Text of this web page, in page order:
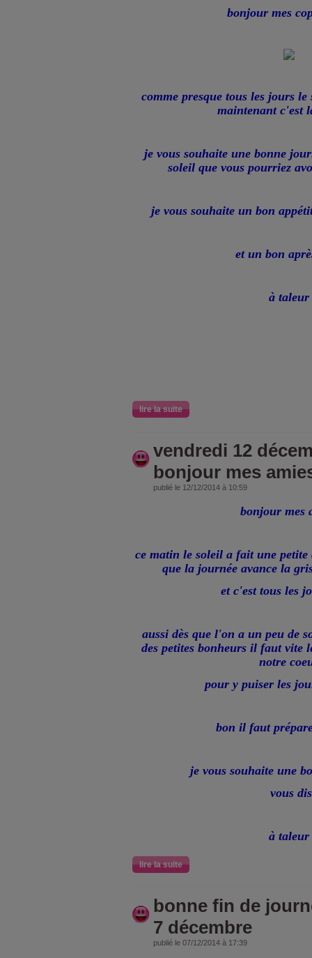
bonjour mes
comme presque tous les jours
maintenant c'est
je vous souhaite une bonne
soleil que vous pourriez
je vous souhaite un bon
et un bon
à taleur
lire la suite
vendredi 12
bonjour mes
publié le 12/12/2014 à 10:59
bonjour mes
ce matin le soleil a fait une
que la journée avance la
et c'est tous les
aussi dès que l'on a un peu de
des petites bonheurs il faut vite
notre
pour y puiser les
bon il faut
je vous souhaite une
vous dis
à taleur
lire la suite
bonne fin de
7 décembre
publié le 07/12/2014 à 17:39